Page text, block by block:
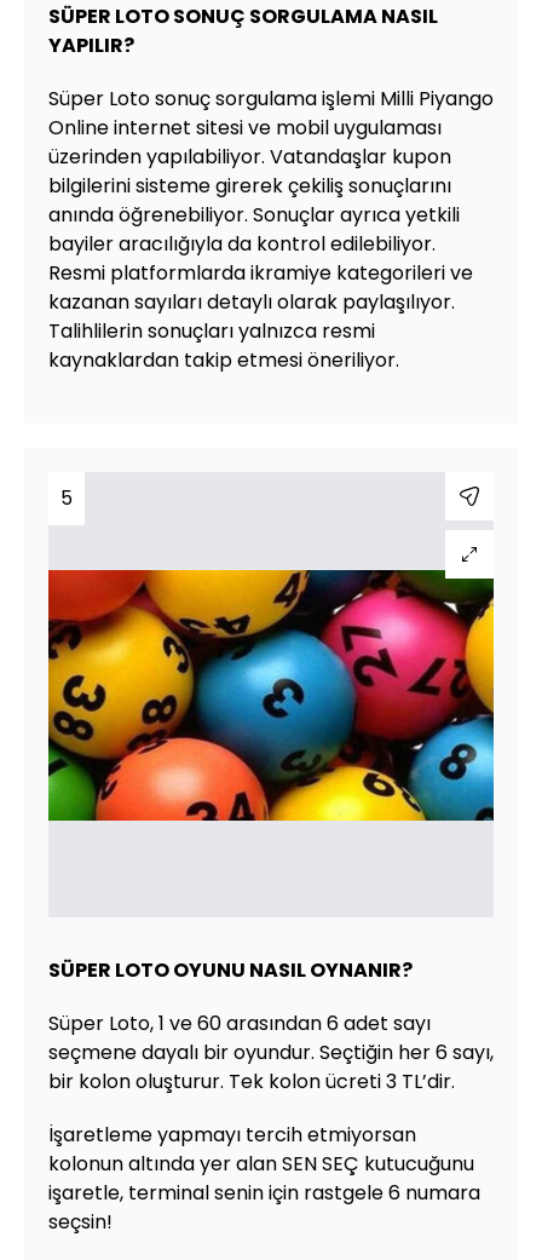
SÜPER LOTO SONUÇ SORGULAMA NASIL
YAPILIR?
Süper Loto sonuç sorgulama işlemi Milli Piyango
Online internet sitesi ve mobil uygulaması
üzerinden yapılabiliyor. Vatandaşlar kupon
bilgilerini sisteme girerek çekiliş sonuçlarını
anında öğrenebiliyor. Sonuçlar ayrıca yetkili
bayiler aracılığıyla da kontrol edilebiliyor.
Resmi platformlarda ikramiye kategorileri ve
kazanan sayıları detaylı olarak paylaşılıyor.
Talihlilerin sonuçları yalnızca resmi
kaynaklardan takip etmesi öneriliyor.
5
SÜPER LOTO OYUNU NASIL OYNANIR?
Süper Loto, 1 ve 60 arasından 6 adet sayı
seçmene dayalı bir oyundur. Seçtiğin her 6 sayı,
bir kolon oluşturur. Tek kolon ücreti 3 TL’dir.
İşaretleme yapmayı tercih etmiyorsan
kolonun altında yer alan SEN SEÇ kutucuğunu
işaretle, terminal senin için rastgele 6 numara
seçsin!